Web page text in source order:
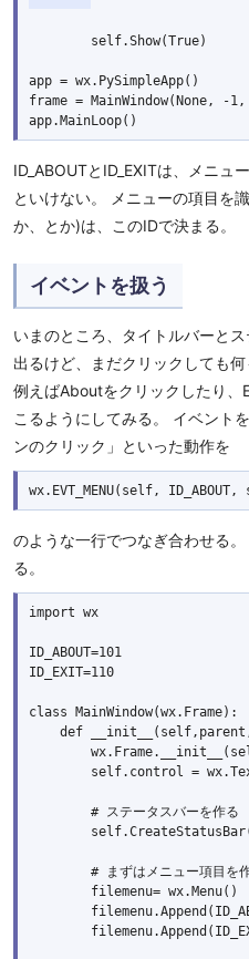
        self.Show(True)
app = wx.PySimpleApp()
frame = MainWindow(None, -
ID_ABOUTとID_EXITは、メニュ
といけない。 メニューの項目を
か、とか)は、このIDで決まる。
イベントを扱う
いまのところ、タイトルバーと
出るけど、まだクリックしても何
例えばAboutをクリックしたり
こるようにしてみる。 イベント
ンのクリック」といった動作を
のような一行でつなぎ合わせる
る。
import wx
ID_ABOUT=101
ID_EXIT=110
class MainWindow(wx.Frame):
def
self.control =
        # ステータスバーを作る
# まずはメニュー項目を
        filemenu= wx.Menu()